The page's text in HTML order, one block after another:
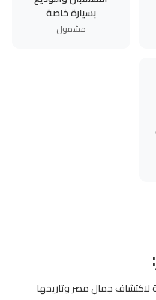
بسيارة خاصة
مشمول
لاكتشاف جمال مصر وتاريخها